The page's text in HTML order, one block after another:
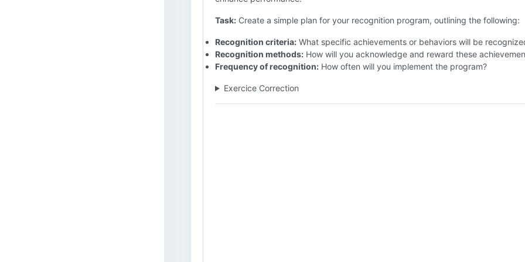
Task: Create a simple plan for your recognition program, outlining the following:
Recognition criteria: What specific achievements or behaviors will be
Recognition methods: How will you acknowledge and reward these
Frequency of recognition: How often will you implement the program?
Exercice Correction